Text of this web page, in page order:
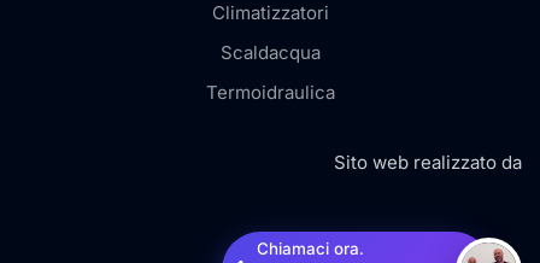
Chiamaci ora.
Climatizzatori
Scaldacqua
Termoidraulica
Sito web realizzato da